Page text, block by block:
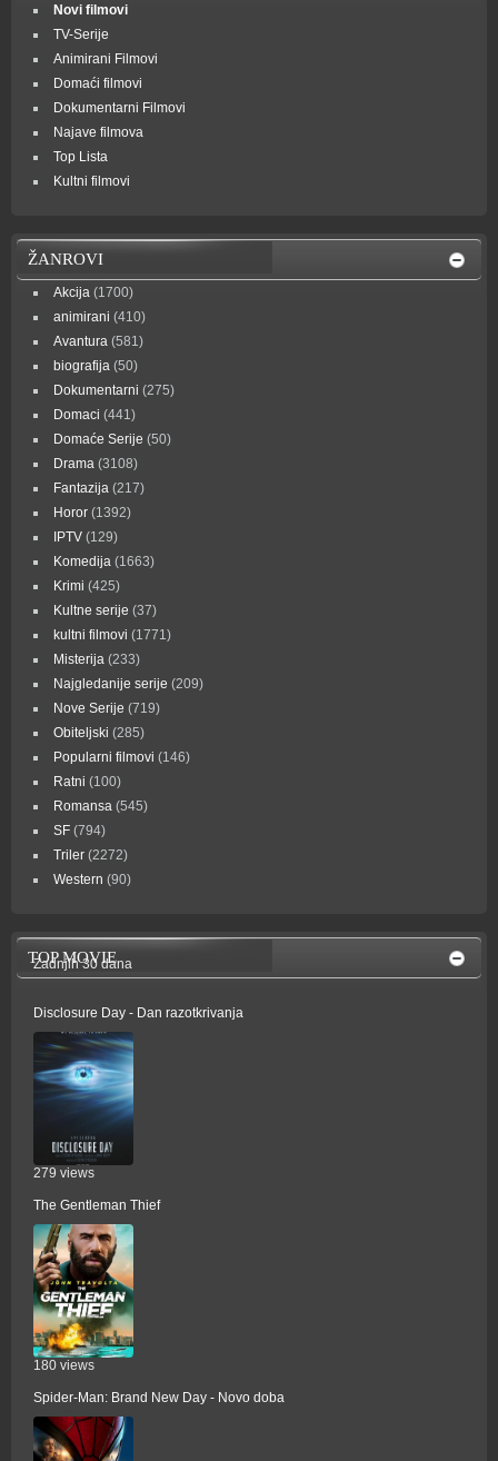
Novi filmovi
TV-Serije
Animirani Filmovi
Domaći filmovi
Dokumentarni Filmovi
Najave filmova
Top Lista
Kultni filmovi
ŽANROVI
Akcija (1700)
animirani (410)
Avantura (581)
biografija (50)
Dokumentarni (275)
Domaci (441)
Domaće Serije (50)
Drama (3108)
Fantazija (217)
Horor (1392)
IPTV (129)
Komedija (1663)
Krimi (425)
Kultne serije (37)
kultni filmovi (1771)
Misterija (233)
Najgledanije serije (209)
Nove Serije (719)
Obiteljski (285)
Popularni filmovi (146)
Ratni (100)
Romansa (545)
SF (794)
Triler (2272)
Western (90)
TOP MOVIE
Zadnjih 30 dana
Disclosure Day - Dan razotkrivanja
279 views
The Gentleman Thief
180 views
Spider-Man: Brand New Day - Novo doba